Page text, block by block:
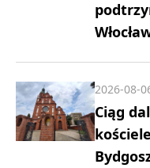
Ciąg
2026-08-